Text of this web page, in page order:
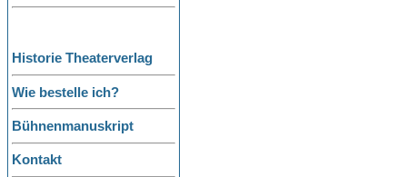
Historie Theaterverlag
Wie bestelle ich?
Bühnenmanuskript
Kontakt